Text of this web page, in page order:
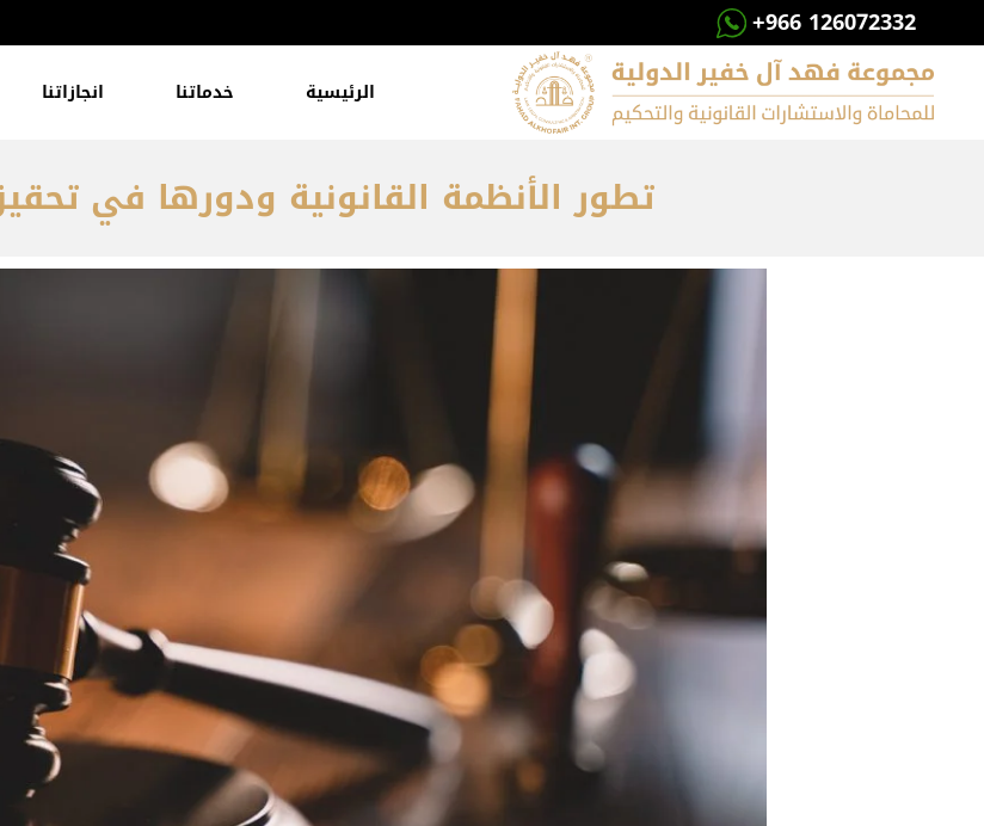
+966 126072332
الرئيسية خدماتنا انجازاتنا
تطور الأنظمة القانونية ودورها في